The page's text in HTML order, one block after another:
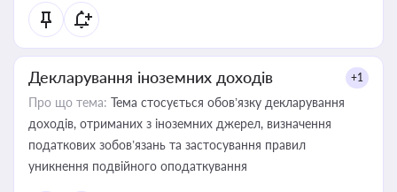
Декларування іноземних доходів +1
Про що тема: Тема стосується обов’язку декларування
доходів, отриманих з іноземних джерел, визначення
податкових зобов’язань та застосування правил
уникнення подвійного оподаткування